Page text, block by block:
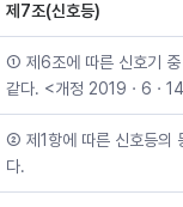
제7조(신호등)
① 제6조에 따른 신호기 중
같다. <개정 2019ㆍ6ㆍ
② 제1항에 따른 신호등의
다.